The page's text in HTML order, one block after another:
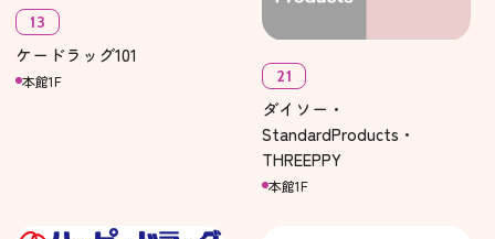
13
ケードラッグ101
本館1F 21
ダイソー・
StandardProducts・
THREEPPY
本館1F